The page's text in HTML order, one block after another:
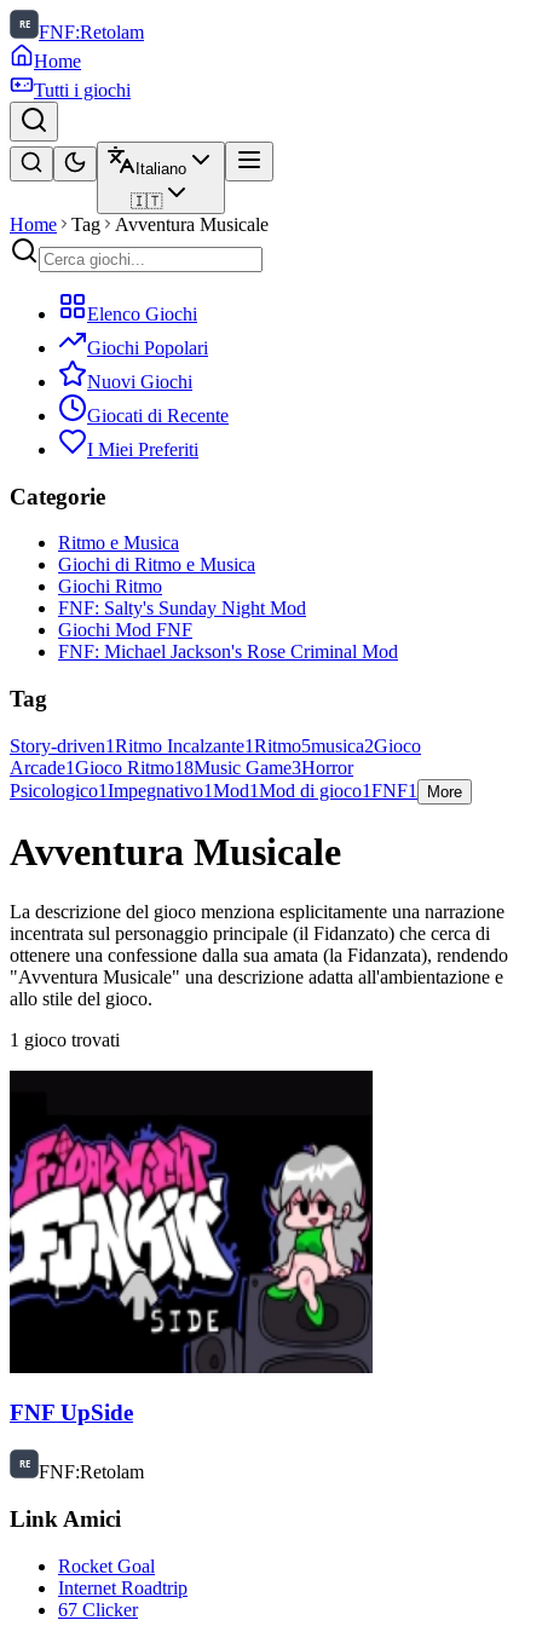
FNF:Retolam
Home
Tutti i giochi
Italiano
🇮🇹
Home Tag Avventura Musicale
Elenco Giochi
Giochi Popolari
Nuovi Giochi
Giocati di Recente
I Miei Preferiti
Categorie
Ritmo e Musica
Giochi di Ritmo e Musica
Giochi Ritmo
FNF: Salty's Sunday Night Mod
Giochi Mod FNF
FNF: Michael Jackson's Rose Criminal Mod
Tag
Story-driven1Ritmo Incalzante1Ritmo5musica2Gioco
Arcade1Gioco Ritmo18Music Game3Horror
Psicologico1Impegnativo1Mod1Mod di gioco1FNF1 More
Avventura Musicale
La descrizione del gioco menziona esplicitamente una narrazione
incentrata sul personaggio principale (il Fidanzato) che cerca di
ottenere una confessione dalla sua amata (la Fidanzata), rendendo
"Avventura Musicale" una descrizione adatta all'ambientazione e
allo stile del gioco.
1 gioco trovati
FNF UpSide
FNF:Retolam
Link Amici
Rocket Goal
Internet Roadtrip
67 Clicker